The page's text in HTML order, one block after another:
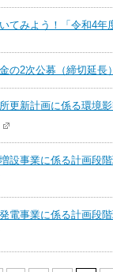
てみよう！「令和4
の2次公募（締切延
更新計画に係る環境
設事業に係る計画段
電事業に係る計画段